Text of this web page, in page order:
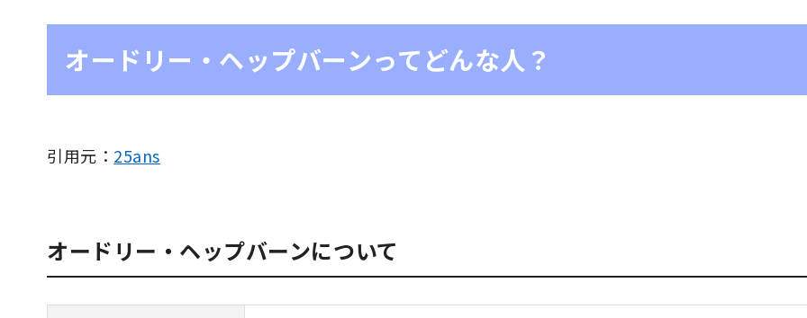
オードリー・ヘップバーンってどんな人？
引用元： 25ans
オードリー・ヘップバーンについて